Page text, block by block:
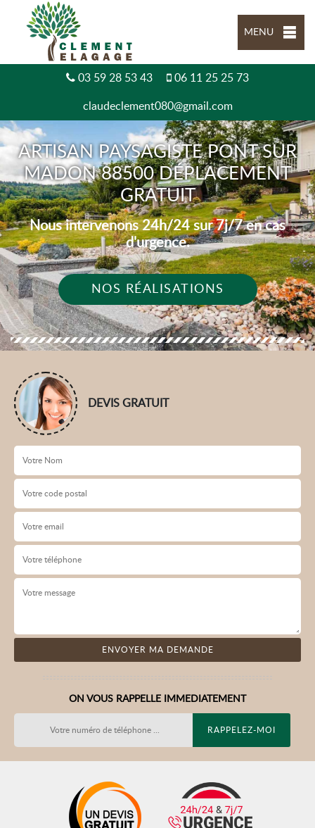
MENU
03 59 28 53 43 06 11 25 25 73
claudeclement080@gmail.com
ARTISAN PAYSAGISTE PONT SUR
MADON 88500 DÉPLACEMENT
GRATUIT
Nous intervenons 24h/24 sur 7j/7 en cas
d'urgence.
NOS RÉALISATIONS
DEVIS GRATUIT
ON VOUS RAPPELLE IMMEDIATEMENT